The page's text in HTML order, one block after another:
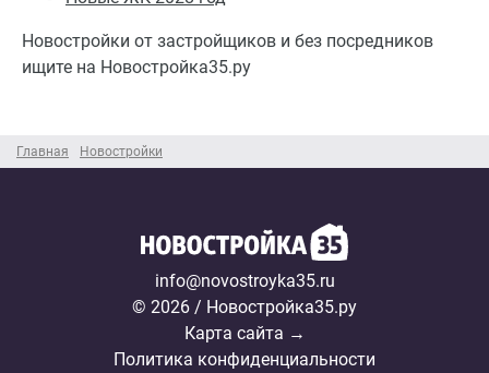
Главная Новостройки
Новостройки от застройщиков и без посредников
ищите на Новостройка35.ру
info@novostroyka35.ru
© 2026 / Новостройка35.ру
Карта сайта →
Политика конфиденциальности